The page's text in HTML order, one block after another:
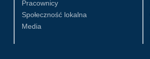
Pracownicy
Społeczność lokalna
Media